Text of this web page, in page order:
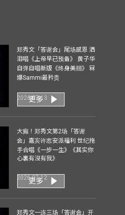
郑秀文「答谢会」尾场感恩 洒
泪唱《上帝早已预备》 黄子华
自弹自唱新版《终身美丽》 冧
爆Sammi最矜贵
2026-07-13
更多
大癫！郑秀文第2场「答谢
会」嘉宾许志安派福利 世纪拖
手合唱《一步一生》《其实你
心裏有沒有我》
2026-07-12
更多
郑秀文一连三场「答谢会」开